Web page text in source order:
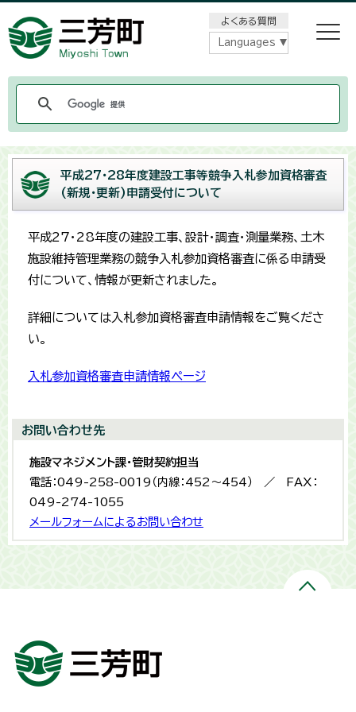
よくある質問
Languages
平成27・28年度建設工事等競争入札参加資格審査
(新規・更新)申請受付について
平成27・28年度の建設工事、設計・調査・測量業務、土木
施設維持管理業務の競争入札参加資格審査に係る申請受
付について、情報が更新されました。
詳細については入札参加資格審査申請情報をご覧くださ
い。
入札参加資格審査申請情報ページ
お問い合わせ先
施設マネジメント課・管財契約担当
電話：049-258-0019（内線：452～454） ／ FAX：
049-274-1055
メールフォームによるお問い合わせ